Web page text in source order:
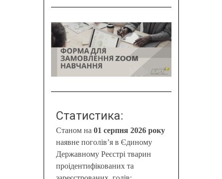
Статистика:
Станом на 01 серпня 2026 року
наявне поголів’я в Єдиному
Державному Реєстрі тварин
проідентифікованих та